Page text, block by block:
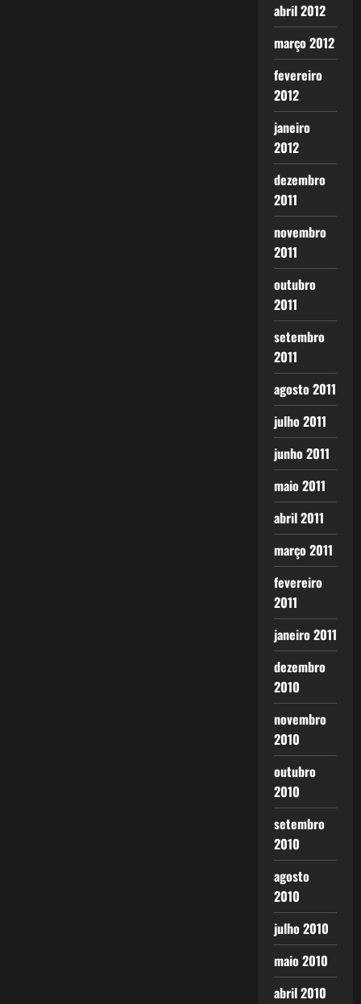
abril 2012
março 2012
fevereiro
2012
janeiro
2012
dezembro
2011
novembro
2011
outubro
2011
setembro
2011
agosto 2011
julho 2011
junho 2011
maio 2011
abril 2011
março 2011
fevereiro
2011
janeiro 2011
dezembro
2010
novembro
2010
outubro
2010
setembro
2010
agosto
2010
julho 2010
maio 2010
abril 2010